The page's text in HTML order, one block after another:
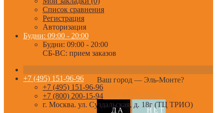
Список сравнения
Регистрация
Авторизация
Будни: 09:00 - 20:00
Будни: 09:00 - 20:00
СБ-ВС: прием заказов
Ваш город — Эль-Монте?
+7 (495) 151-96-96
+7 (495) 151-96-96
+7 (800) 200-15-94
г. Москва. ул. Суздальская, д. 18г (ТЦ ТРИО)